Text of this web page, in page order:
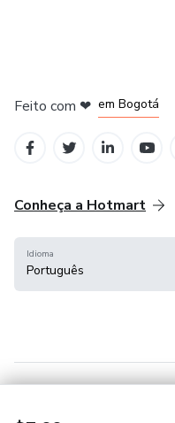
Feito com ❤ em Bogotá
Conheça a Hotmart
Idioma
Português